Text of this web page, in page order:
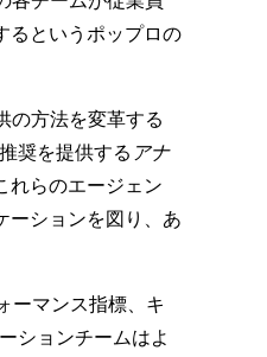
るというポップロの
の方法を変革する
奨を提供する アナ
れらのエージェン
ーションを図り、あ
ーマンス指標、キ
ションチームはよ